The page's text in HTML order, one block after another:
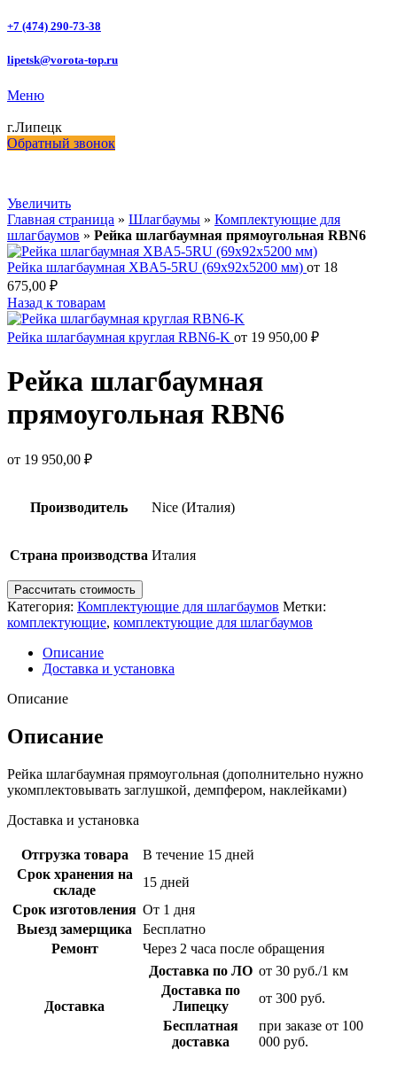
+7 (474) 290-73-38
lipetsk@vorota-top.ru
Меню
г.Липецк
Обратный звонок
Увеличить
Главная страница » Шлагбаумы » Комплектующие для
шлагбаумов » Рейка шлагбаумная прямоугольная RBN6
Рейка шлагбаумная XBA5-5RU (69х92х5200 мм) от 18
675,00 ₽
Назад к товарам
Рейка шлагбаумная круглая RBN6-K от 19 950,00 ₽
Рейка шлагбаумная
прямоугольная RBN6
от 19 950,00 ₽
Производитель Nice (Италия)
Страна производства Италия
Рассчитать стоимость
Категория: Комплектующие для шлагбаумов Метки:
комплектующие, комплектующие для шлагбаумов
Описание
Доставка и установка
Описание
Описание
Рейка шлагбаумная прямоугольная (дополнительно нужно
укомплектовывать заглушкой, демпфером, наклейками)
Доставка и установка
Отгрузка товара
В течение 15 дней
Срок хранения на
складе
15 дней
Срок изготовления От 1 дня
Выезд замерщика
Бесплатно
Ремонт
Через 2 часа после обращения
Доставка
Доставка по ЛО от 30 руб./1 км
Доставка по
Липецку
от 300 руб.
Бесплатная
доставка
при заказе от 100
000 руб.